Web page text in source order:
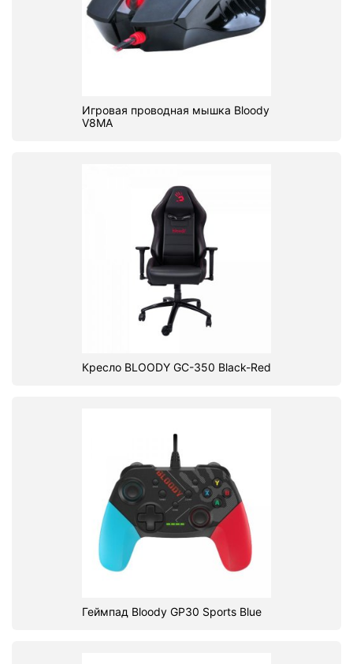
Игровая проводная мышка Bloody
V8MA
Кресло BLOODY GC-350 Black-Red
Геймпад Bloody GP30 Sports Blue